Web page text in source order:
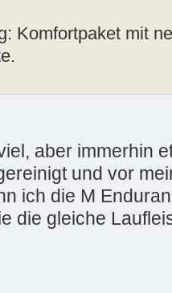
Komfortpaket mit
aber immerhin
und vor
ich die M
die gleiche